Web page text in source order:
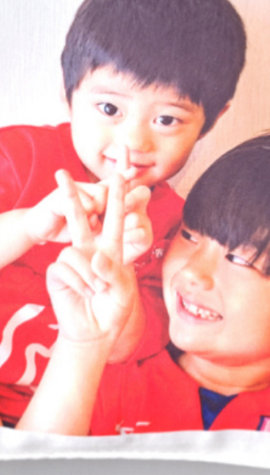
約300×300mm
ポリエステル100％（昇華転写）
13〜15日後
のリストに追加